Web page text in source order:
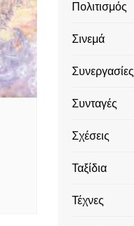
Πολιτισμός
Σινεμά
Συνεργασίες
Συνταγές
Σχέσεις
Ταξίδια
Τέχνες